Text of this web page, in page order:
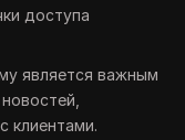
доступа
является важным
клиентами.